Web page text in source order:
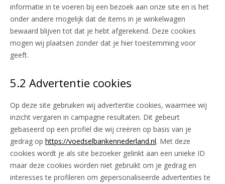
informatie in te voeren bij een bezoek aan onze site en is het
onder andere mogelijk dat de items in je winkelwagen
bewaard blijven tot dat je hebt afgerekend. Deze cookies
mogen wij plaatsen zonder dat je hier toestemming voor
geeft.
5.2 Advertentie cookies
Op deze site gebruiken wij advertentie cookies, waarmee wij
inzicht vergaren in campagne resultaten. Dit gebeurt
gebaseerd op een profiel die wij creëren op basis van je
gedrag op https://voedselbankennederland.nl. Met deze
cookies wordt je als site bezoeker gelinkt aan een unieke ID
maar deze cookies worden niet gebruikt om je gedrag en
interesses te profileren om gepersonaliseerde advertenties te